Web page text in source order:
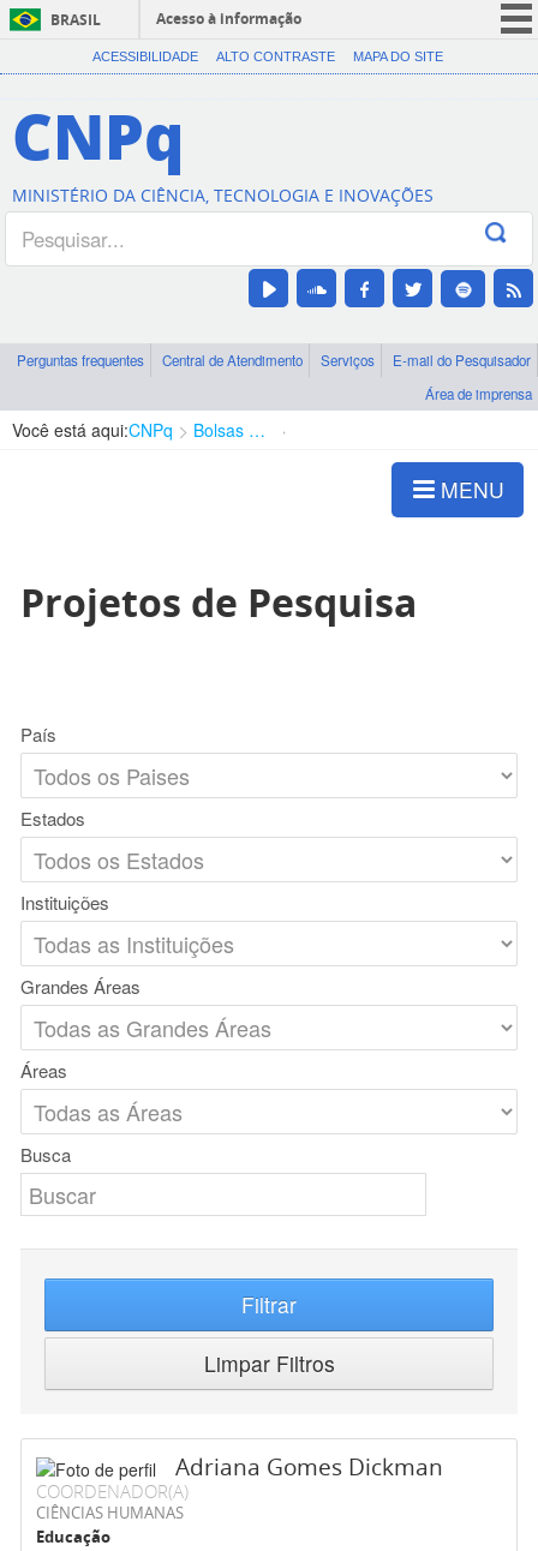
BRASIL
Acesso à informação
CORONAVÍRUS (COVID-19)
Canais
ACESSIBILIDADE ALTO CONTRASTE MAPA DO SITE
CNPq
MINISTÉRIO DA CIÊNCIA, TECNOLOGIA E INOVAÇÕES
Perguntas frequentes Central de Atendimento Serviços
E-mail do Pesquisador
Área de imprensa
Você está aqui:CNPq Bolsas e Auxílios Vigentes
MENU
Projetos de Pesquisa
País
Estados
Instituições
Grandes Áreas
Áreas
Busca
Filtrar
Limpar Filtros
Adriana Gomes Dickman
COORDENADOR(A)
CIÊNCIAS HUMANAS
Educação